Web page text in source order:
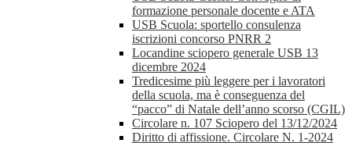
formazione personale docente e ATA
USB Scuola: sportello consulenza
iscrizioni concorso PNRR 2
Locandine sciopero generale USB 13
dicembre 2024
Tredicesime più leggere per i lavoratori
della scuola, ma è conseguenza del
“pacco” di Natale dell’anno scorso (CGIL)
Circolare n. 107 Sciopero del 13/12/2024
Diritto di affissione. Circolare N. 1-2024